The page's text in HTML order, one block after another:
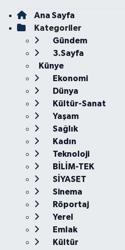
Ana Sayfa
Kategoriler
Gündem
3.Sayfa
Künye
Ekonomi
Dünya
Kültür-Sanat
Yaşam
Sağlık
Kadın
Teknoloji
BİLİM-TEK
SİYASET
Sinema
Röportaj
Yerel
Emlak
Kültür